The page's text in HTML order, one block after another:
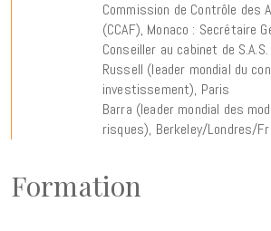
Commission de Contrôle des
(CCAF), Monaco : Secrétaire
Conseiller au cabinet de
Russell (leader mondial du
investissement), Paris
Barra (leader mondial des
risques), Berkeley/Londres/
Formation